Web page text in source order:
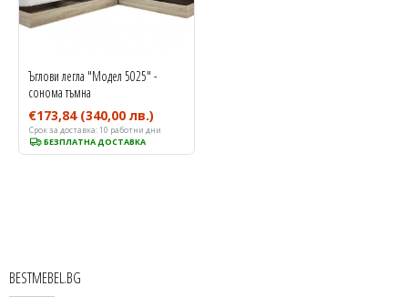
Срок за доставка:10 работни дни
БЕЗПЛАТНА ДОСТАВКА
Ъглови легла "Модел 5025" -
сонома тъмна
€173,84 (340,00 лв.)
BESTMEBEL.BG